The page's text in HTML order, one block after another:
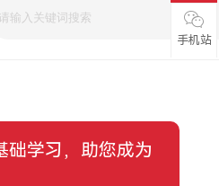
础学习，助您成为
手机站